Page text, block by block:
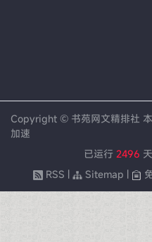
Copyright © 书苑网文精排社
加速
已运行 2496 天
RSS | Sitemap |